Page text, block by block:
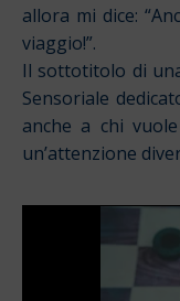
allora mi dice:
viaggio!”.
Il sottotitolo di
Sensoriale
anche a chi
un’attenzione